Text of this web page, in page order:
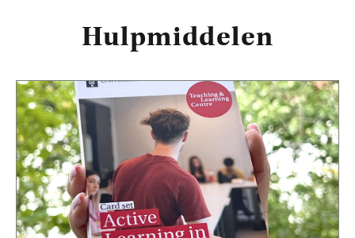
Inspiratie van collega-docenten
Hulpmiddelen